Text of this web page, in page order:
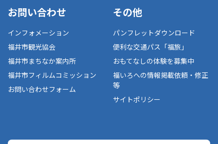
お問い合わせ
インフォメーション
福井市観光協会
福井市まちなか案内所
福井市フィルムコミッション
お問い合わせフォーム
その他
パンフレットダウンロード
便利な交通パス「福旅」
おもてなしの体験を募集中
福いろへの情報掲載依頼・修正
等
サイトポリシー